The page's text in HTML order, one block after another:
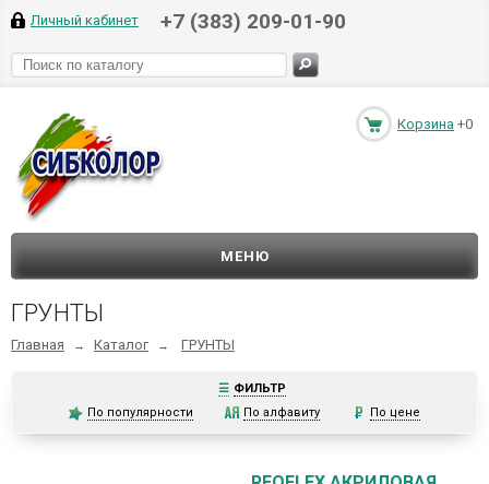
Личный кабинет +7 (383) 209-01-90
Корзина +0
МЕНЮ
ГРУНТЫ
Главная → Каталог → ГРУНТЫ
☰ ФИЛЬТР
По популярности
По алфавиту По цене